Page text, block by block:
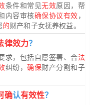
条件和常见无效原因，帮
内容审核确保协议有效，
的财产和子女抚养权益。
律效力？
求，包括自愿签署、合法
纠纷，确保财产分割和子
确认有效性？